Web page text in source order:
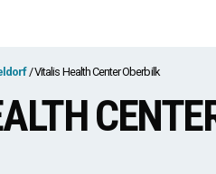
Vitalis Health Center Oberbilk